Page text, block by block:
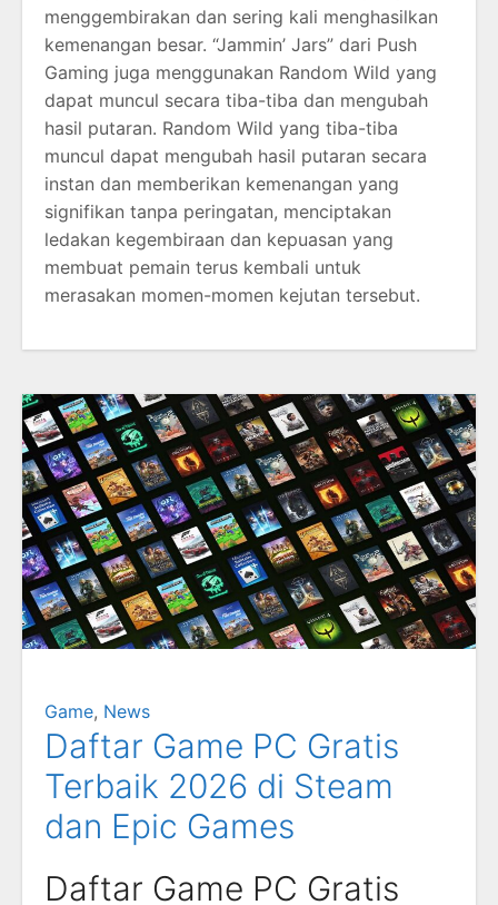
menggembirakan dan sering kali menghasilkan
kemenangan besar. “Jammin’ Jars” dari Push
Gaming juga menggunakan Random Wild yang
dapat muncul secara tiba-tiba dan mengubah
hasil putaran. Random Wild yang tiba-tiba
muncul dapat mengubah hasil putaran secara
instan dan memberikan kemenangan yang
signifikan tanpa peringatan, menciptakan
ledakan kegembiraan dan kepuasan yang
membuat pemain terus kembali untuk
merasakan momen-momen kejutan tersebut.
Game, News
Daftar Game PC Gratis
Terbaik 2026 di Steam
dan Epic Games
Daftar Game PC Gratis